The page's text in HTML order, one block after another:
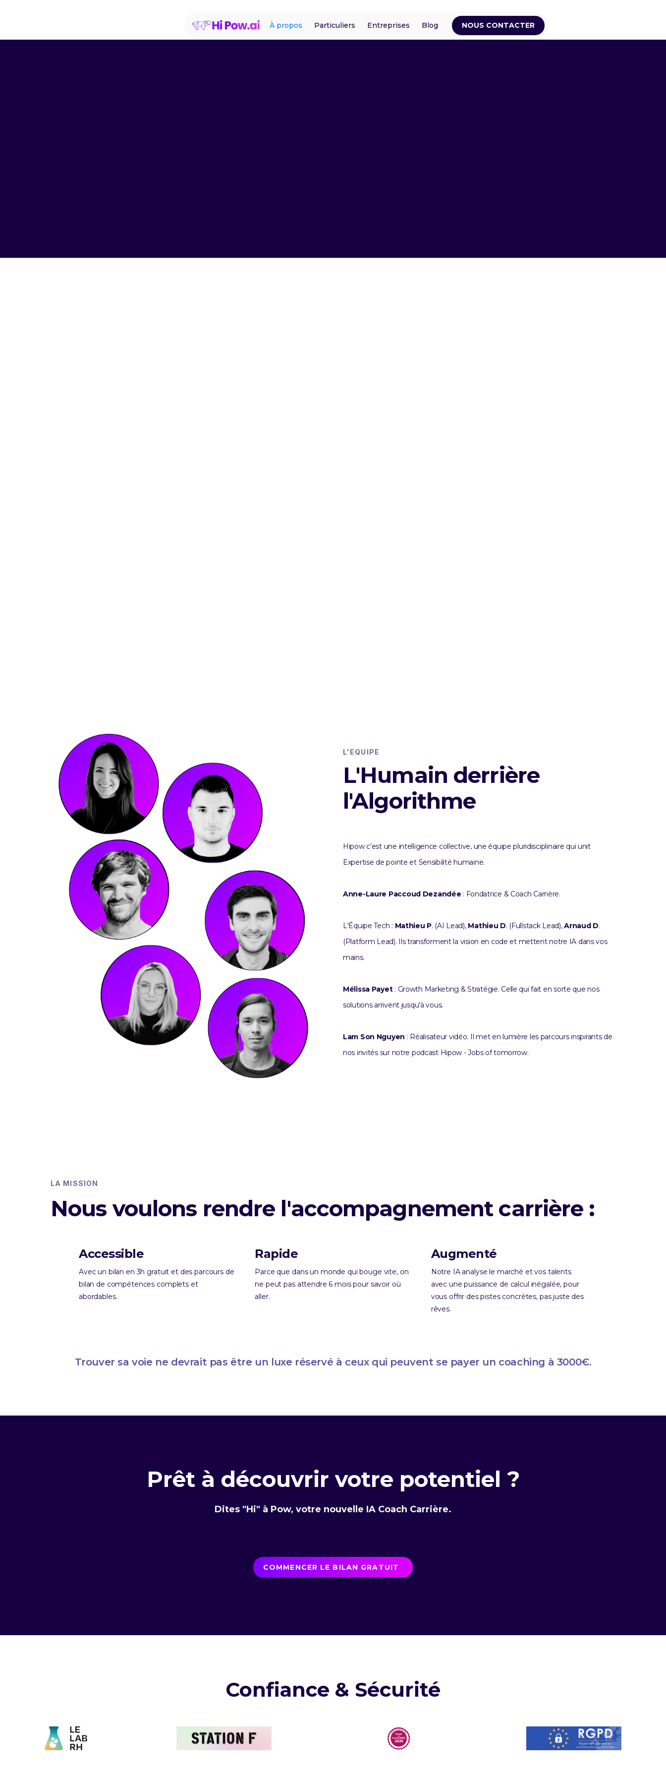
À propos Particuliers Entreprises Blog NOUS CONTACTER
L'EQUIPE
L'Humain derrière
l'Algorithme
Hipow c’est une intelligence collective, une équipe pluridisciplinaire qui unit
Expertise de pointe et Sensibilité humaine.
Anne-Laure Paccoud Dezandée : Fondatrice & Coach Carrière.
L'Équipe Tech : Mathieu P. (AI Lead), Mathieu D. (Fullstack Lead),Arnaud D.
(Platform Lead). Ils transforment la vision en code et mettent notre IA dans vos
mains.
Mélissa Payet: Growth Marketing & Stratégie. Celle qui fait en sorte que nos
solutions arrivent jusqu'à vous.
Lam Son Nguyen : Réalisateur vidéo. Il met en lumière les parcours inspirants de
nos invités sur notre podcast Hipow - Jobs of tomorrow.
LA MISSION
Nous voulons rendre l'accompagnement carrière :
Accessible
Avec un bilan en 3h gratuit et des parcours de
bilan de compétences complets et
abordables.
Rapide
Parce que dans un monde qui bouge vite, on
ne peut pas attendre 6 mois pour savoir où
aller.
Augmenté
Notre IA analyse le marché et vos talents
avec une puissance de calcul inégalée, pour
vous offrir des pistes concrètes, pas juste des
rêves.
Trouver sa voie ne devrait pas être un luxe réservé à ceux qui peuvent se payer un coaching à 3000€.
Prêt à découvrir votre potentiel ?
Dites "Hi" à Pow, votre nouvelle IA Coach Carrière.
COMMENCER LE BILAN GRATUIT
Confiance & Sécurité